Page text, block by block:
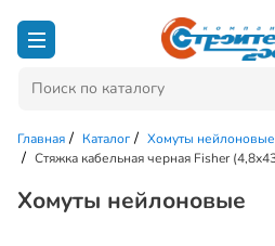
Главная Каталог
Хомуты нейлоновые
Стяжка кабельная черная Fisher
Хомуты нейлоновые